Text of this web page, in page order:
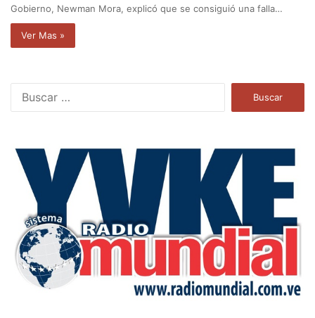
Gobierno, Newman Mora, explicó que se consiguió una falla…
Ver Mas »
a